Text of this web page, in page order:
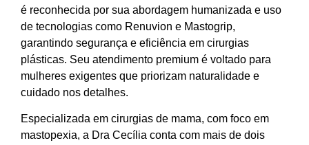
é reconhecida por sua abordagem humanizada e uso
de tecnologias como Renuvion e Mastogrip,
garantindo segurança e eficiência em cirurgias
plásticas. Seu atendimento premium é voltado para
mulheres exigentes que priorizam naturalidade e
cuidado nos detalhes.
Especializada em cirurgias de mama, com foco em
mastopexia, a Dra Cecília conta com mais de dois